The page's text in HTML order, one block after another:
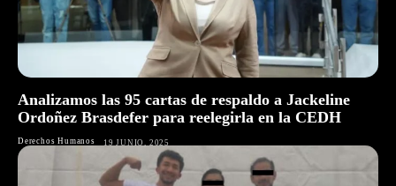
Analizamos las 95 cartas de respaldo a Jackeline
Ordoñez Brasdefer para reelegirla en la CEDH
Derechos Humanos 19 JUNIO, 2025